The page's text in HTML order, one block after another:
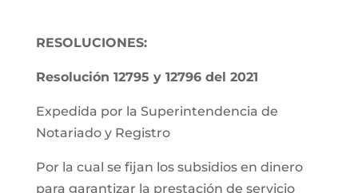
RESOLUCIONES:
Resolución 12795 y 12796 del 2021
Expedida por la Superintendencia de
Notariado y Registro
Por la cual se fijan los subsidios en dinero
para garantizar la prestación de servicio